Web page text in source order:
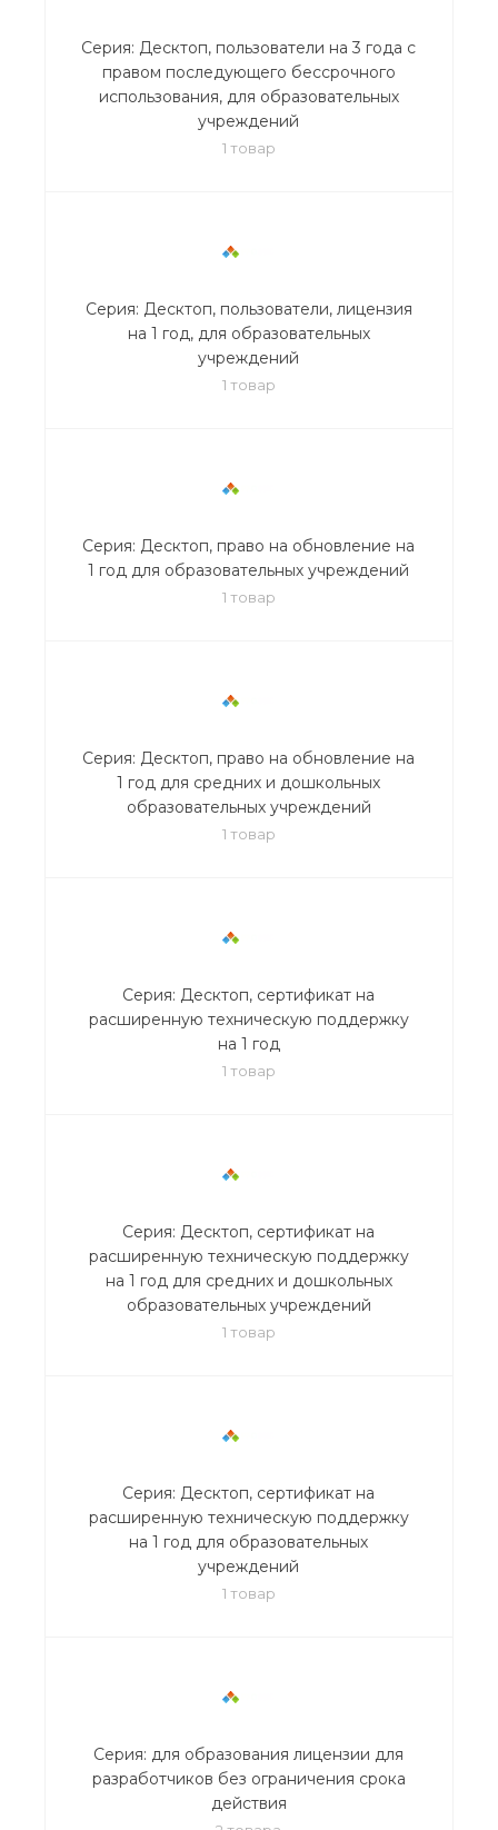
Серия: Десктоп, пользователи на 3 года с
правом последующего бессрочного
использования, для образовательных
учреждений
1 товар
Серия: Десктоп, пользователи, лицензия
на 1 год, для образовательных
учреждений
1 товар
Серия: Десктоп, право на обновление на
1 год для образовательных учреждений
1 товар
Серия: Десктоп, право на обновление на
1 год для средних и дошкольных
образовательных учреждений
1 товар
Серия: Десктоп, сертификат на
расширенную техническую поддержку
на 1 год
1 товар
Серия: Десктоп, сертификат на
расширенную техническую поддержку
на 1 год для средних и дошкольных
образовательных учреждений
1 товар
Серия: Десктоп, сертификат на
расширенную техническую поддержку
на 1 год для образовательных
учреждений
1 товар
Серия: для образования лицензии для
разработчиков без ограничения срока
действия